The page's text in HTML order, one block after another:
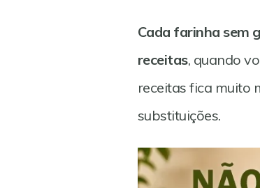
Cada farinha sem
receitas, quando
receitas fica muito
substituições.